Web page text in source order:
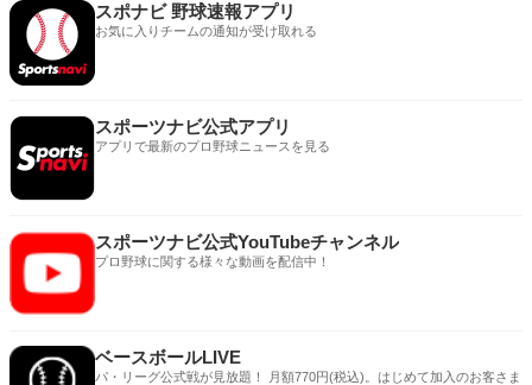
スポナビ 野球速報アプリ
お気に入りチームの通知が受け取れる
スポーツナビ公式アプリ
アプリで最新のプロ野球ニュースを見る
スポーツナビ公式YouTubeチャンネル
プロ野球に関する様々な動画を配信中！
ベースボールLIVE
パ・リーグ公式戦が見放題！ 月額770円(税込)。はじめて加入のお客さま